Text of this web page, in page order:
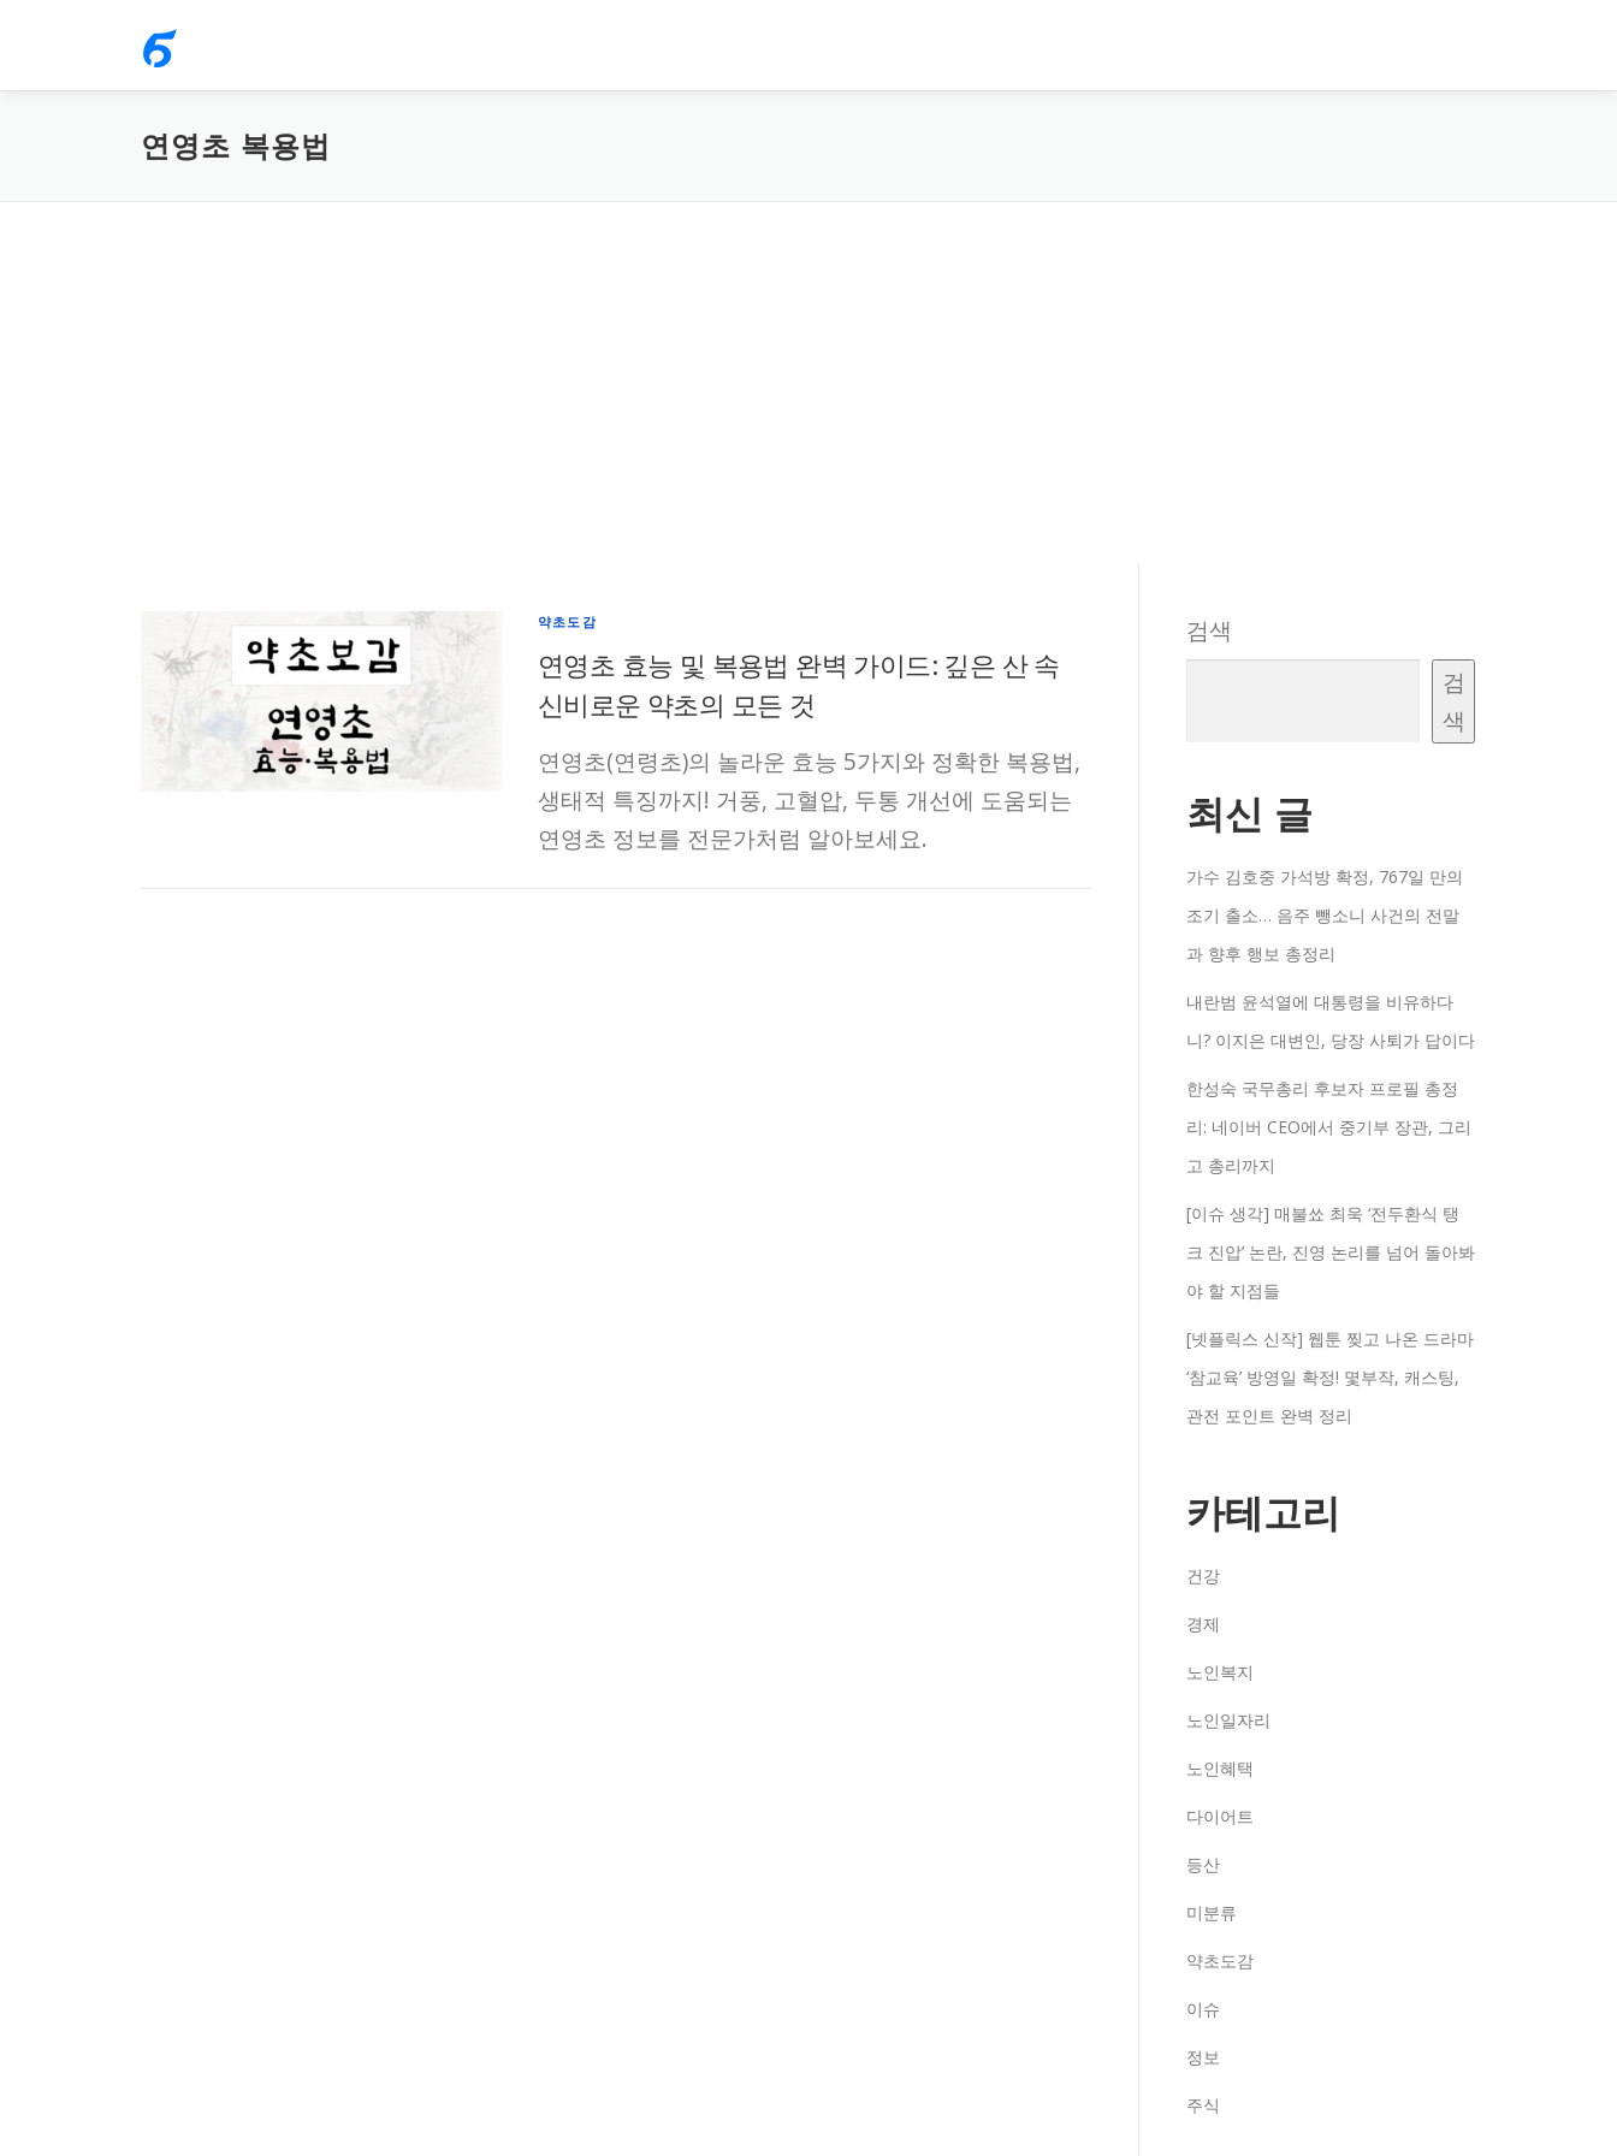
으
연영초 복용법
약초도감
연영초 효능 및 복용법 완벽 가이드: 깊은 산 속
신비로운 약초의 모든 것
연영초(연령초)의 놀라운 효능 5가지와 정확한 복용법,
생태적 특징까지! 거풍, 고혈압, 두통 개선에 도움되는
연영초 정보를 전문가처럼 알아보세요.
검색
검
색
최신 글
가수 김호중 가석방 확정, 767일 만의
조기 출소… 음주 뺑소니 사건의 전말
과 향후 행보 총정리
내란범 윤석열에 대통령을 비유하다
니? 이지은 대변인, 당장 사퇴가 답이다
한성숙 국무총리 후보자 프로필 총정
리: 네이버 CEO에서 중기부 장관, 그리
고 총리까지
[이슈 생각] 매불쑈 최욱 ‘전두환식 탱
크 진압’ 논란, 진영 논리를 넘어 돌아봐
야 할 지점들
[넷플릭스 신작] 웹툰 찢고 나온 드라마
‘참교육’ 방영일 확정! 몇부작, 캐스팅,
관전 포인트 완벽 정리
카테고리
건강
경제
노인복지
노인일자리
노인혜택
다이어트
등산
미분류
약초도감
이슈
정보
주식